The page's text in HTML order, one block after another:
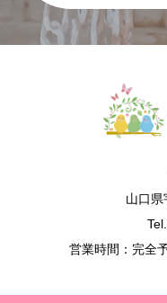
山口
営業時間：完全